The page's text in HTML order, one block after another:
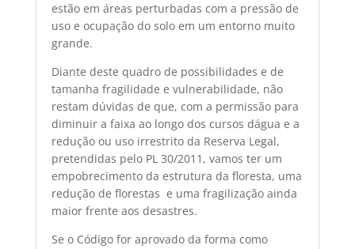
estão em áreas perturbadas com a pressão de
uso e ocupação do solo em um entorno muito
grande.
Diante deste quadro de possibilidades e de
tamanha fragilidade e vulnerabilidade, não
restam dúvidas de que, com a permissão para
diminuir a faixa ao longo dos cursos dágua e a
redução ou uso irrestrito da Reserva Legal,
pretendidas pelo PL 30/2011, vamos ter um
empobrecimento da estrutura da floresta, uma
redução de florestas e uma fragilização ainda
maior frente aos desastres.
Se o Código for aprovado da forma como